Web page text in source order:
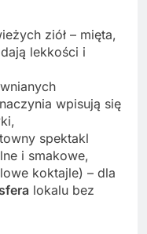
ziół – mięta,
lekkości i
wpisują się
spektakl
i smakowe,
koktajle) – dla
lokalu bez